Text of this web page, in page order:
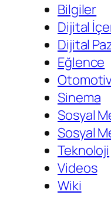
Bilgiler
Dijital
Dijital
Eğlence
Sinema
Sosyal
Sosyal
Teknoloji
Videos
Wiki